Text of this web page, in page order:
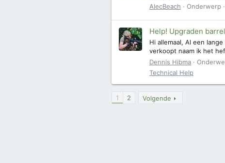
AlecBeach
Onderwerp
Help! Upgraden
Hi allemaal, Al een
verkoopt naam ik het
Dennis Hibma
Technical Help
1 2 Volgende